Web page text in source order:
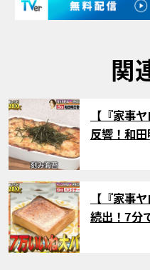
関
サムネイル
【『家事
反響！和
サムネイル
【『家事
続出！7分